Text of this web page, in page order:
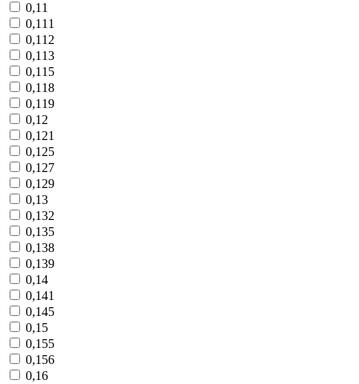
0,11
0,111
0,112
0,113
0,115
0,118
0,119
0,12
0,121
0,125
0,127
0,129
0,13
0,132
0,135
0,138
0,139
0,14
0,141
0,145
0,15
0,155
0,156
0,16